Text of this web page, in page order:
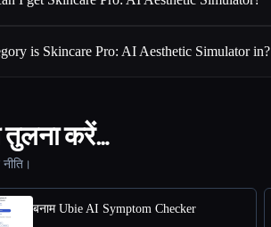
is Skincare Pro: AI Aesthetic Simulator in?
तुलना करें…
बनाम Ubie AI Symptom Checker